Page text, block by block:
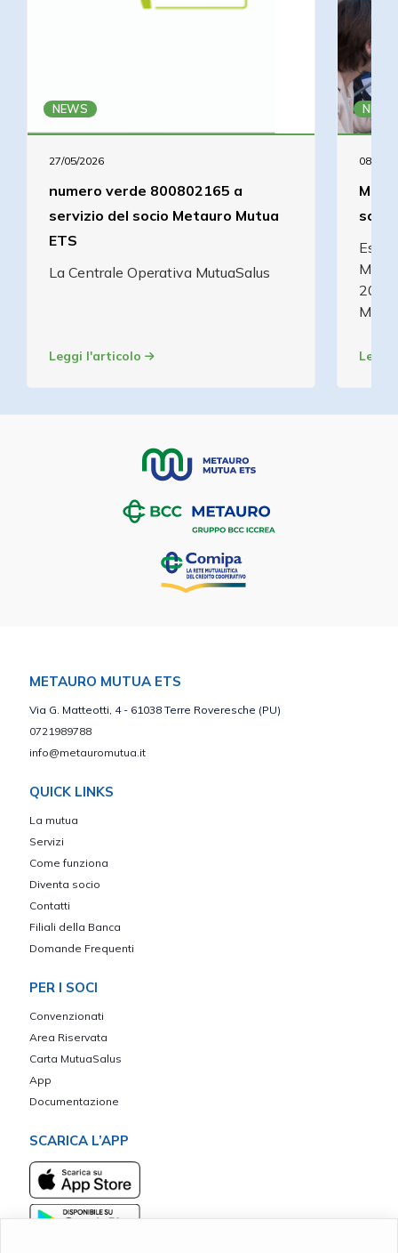
NEWS
27/05/2026
numero verde 800802165 a
servizio del socio Metauro Mutua
ETS
La Centrale Operativa MutuaSalus
Leggi l'articolo
NEWS
08/05/
soci
2000
METAURO MUTUA ETS
Via G. Matteotti, 4 - 61038 Terre Roveresche (PU)
0721989788
info@metauromutua.it
QUICK LINKS
La mutua
Servizi
Come funziona
Diventa socio
Contatti
Filiali della Banca
Domande Frequenti
PER I SOCI
Convenzionati
Area Riservata
Carta MutuaSalus
App
Documentazione
SCARICA L’APP